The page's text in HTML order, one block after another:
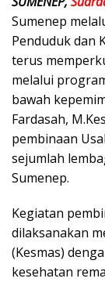
Sumenep
Penduduk dan
terus
melalui
bawah
Fardasah,
pembinaan
sejumlah
Sumenep.
Kegiatan
dilaksanakan
(Kesmas)
kesehatan